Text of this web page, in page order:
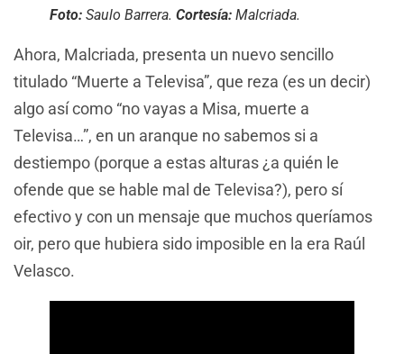
Foto: Saulo Barrera. Cortesía: Malcriada.
Ahora, Malcriada, presenta un nuevo sencillo
titulado “Muerte a Televisa”, que reza (es un decir)
algo así como “no vayas a Misa, muerte a
Televisa…”, en un aranque no sabemos si a
destiempo (porque a estas alturas ¿a quién le
ofende que se hable mal de Televisa?), pero sí
efectivo y con un mensaje que muchos queríamos
oir, pero que hubiera sido imposible en la era Raúl
Velasco.